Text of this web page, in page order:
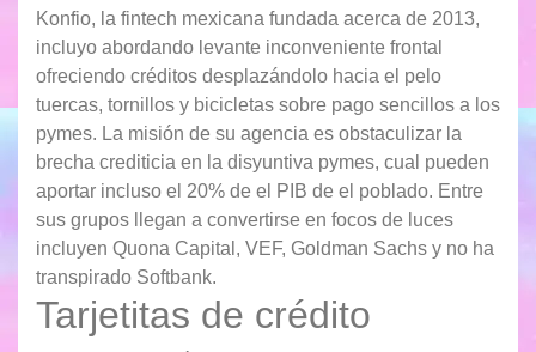
Konfio, la fintech mexicana fundada acerca de 2013,
incluyo abordando levante inconveniente frontal
ofreciendo créditos desplazándolo hacia el pelo
tuercas, tornillos y bicicletas sobre pago sencillos a los
pymes. La misión de su agencia es obstaculizar la
brecha crediticia en la disyuntiva pymes, cual pueden
aportar incluso el 20% de el PIB de el poblado. Entre
sus grupos llegan a convertirse en focos de luces
incluyen Quona Capital, VEF, Goldman Sachs y no ha
transpirado Softbank.
Tarjetitas de crédito